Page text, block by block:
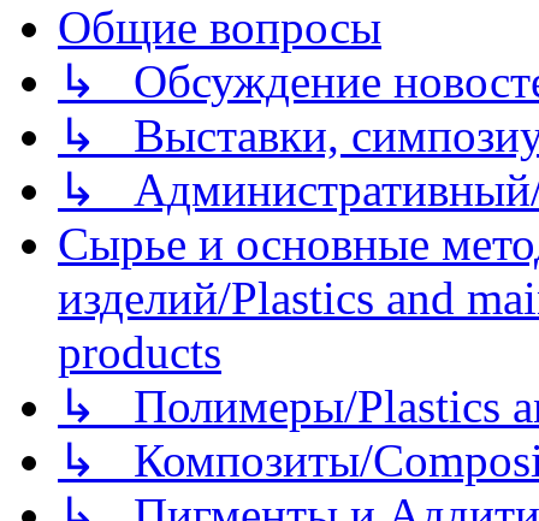
Общие вопросы
↳ Обсуждение
↳ Выставки,
↳
Сырье и основные
изделий/Plastics and
products
↳ Полимеры/Plastics
↳ Композиты/